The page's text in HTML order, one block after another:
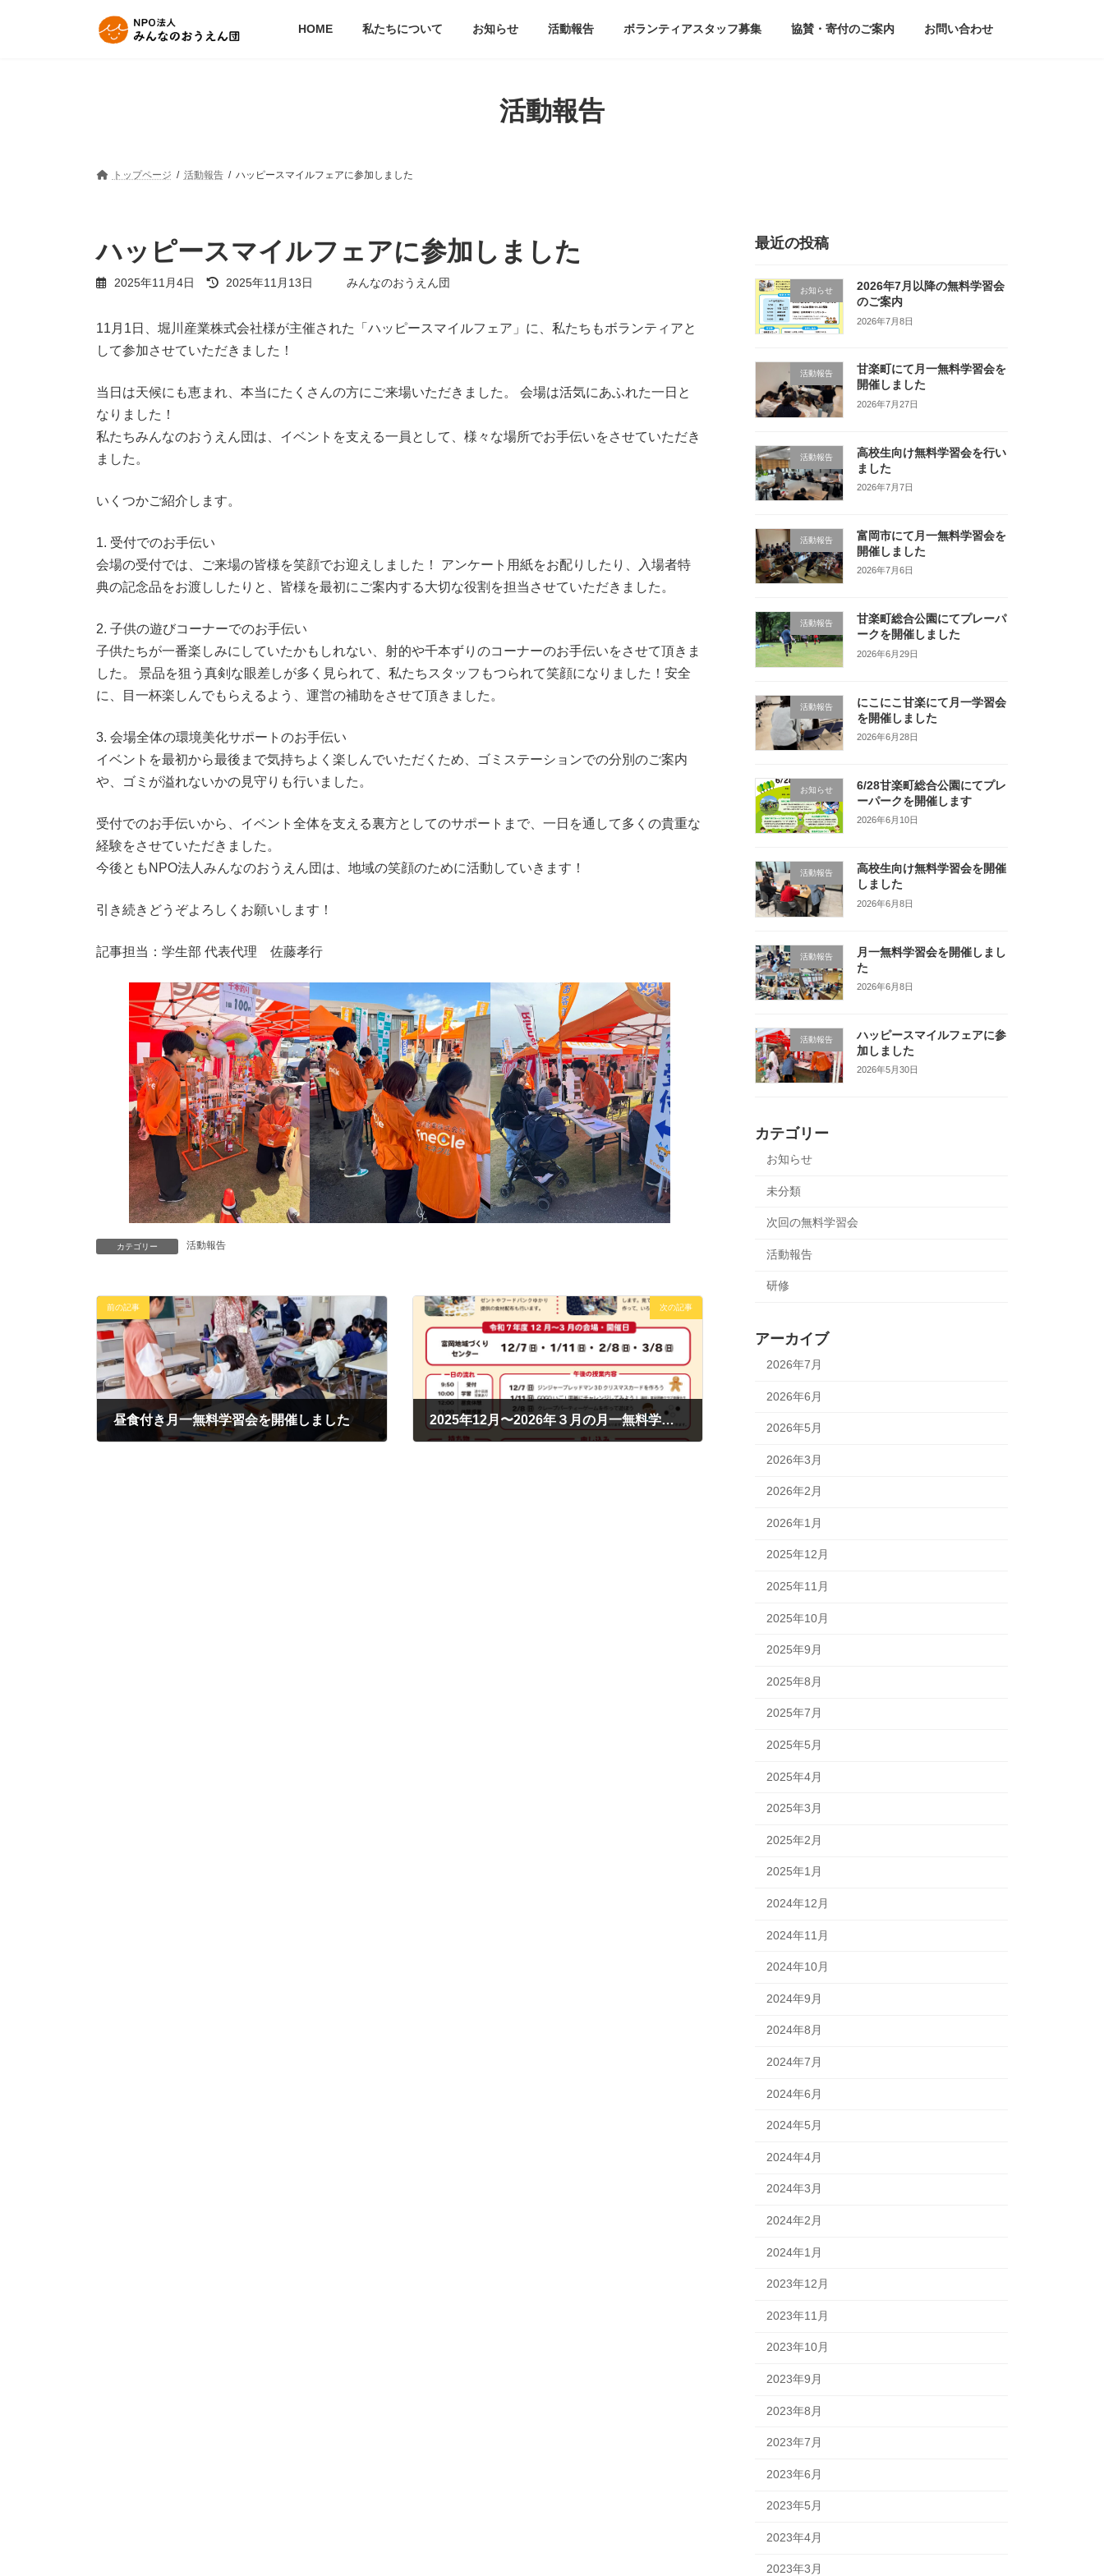
HOME 私たちについて お知らせ 活動報告 ボランティアスタッフ募集 協賛・寄付のご案内 お問い合わせ
活動報告
トップページ 活動報告 ハッピースマイルフェアに参加しました
ハッピースマイルフェアに参加しました
2025年11月4日
最
新
時
2025年11月13日 みんなのおうえん団
11月1日、堀川産業株式会社様が主催された「ハッピースマイルフェア」に、私たちもボランティアと
して参加させていただきました！
当日は天候にも恵まれ、本当にたくさんの方にご来場いただきました。 会場は活気にあふれた一日と
なりました！
私たちみんなのおうえん団は、イベントを支える一員として、様々な場所でお手伝いをさせていただき
ました。
いくつかご紹介します。
1. 受付でのお手伝い
会場の受付では、ご来場の皆様を笑顔でお迎えしました！ アンケート用紙をお配りしたり、入場者特
典の記念品をお渡ししたりと、皆様を最初にご案内する大切な役割を担当させていただきました。
2. 子供の遊びコーナーでのお手伝い
子供たちが一番楽しみにしていたかもしれない、射的や千本ずりのコーナーのお手伝いをさせて頂きま
した。 景品を狙う真剣な眼差しが多く見られて、私たちスタッフもつられて笑顔になりました！安全
に、目一杯楽しんでもらえるよう、運営の補助をさせて頂きました。
3. 会場全体の環境美化サポートのお手伝い
イベントを最初から最後まで気持ちよく楽しんでいただくため、ゴミステーションでの分別のご案内
や、ゴミが溢れないかの見守りも行いました。
受付でのお手伝いから、イベント全体を支える裏方としてのサポートまで、一日を通して多くの貴重な
経験をさせていただきました。
今後ともNPO法人みんなのおうえん団は、地域の笑顔のために活動していきます！
引き続きどうぞよろしくお願いします！
記事担当：学生部 代表代理 佐藤孝行
カテゴリー 活動報告
前の記事
昼食付き月一無料学習会を開催しました
次の記事
2025年12月〜2026年３月の月一無料学習会
最近の投稿
お知らせ
2026年7月以降の無料学習会
のご案内
2026年7月8日
活動報告
甘楽町にて月一無料学習会を
開催しました
2026年7月27日
活動報告
高校生向け無料学習会を行い
ました
2026年7月7日
活動報告
富岡市にて月一無料学習会を
開催しました
2026年7月6日
活動報告
甘楽町総合公園にてプレーパ
ークを開催しました
2026年6月29日
活動報告
にこにこ甘楽にて月一学習会
を開催しました
2026年6月28日
お知らせ
6/28甘楽町総合公園にてプレ
ーパークを開催します
2026年6月10日
活動報告
高校生向け無料学習会を開催
しました
2026年6月8日
活動報告
月一無料学習会を開催しまし
た
2026年6月8日
活動報告
ハッピースマイルフェアに参
加しました
2026年5月30日
カテゴリー
お知らせ
未分類
次回の無料学習会
活動報告
研修
アーカイブ
2026年7月
2026年6月
2026年5月
2026年3月
2026年2月
2026年1月
2025年12月
2025年11月
2025年10月
2025年9月
2025年8月
2025年7月
2025年5月
2025年4月
2025年3月
2025年2月
2025年1月
2024年12月
2024年11月
2024年10月
2024年9月
2024年8月
2024年7月
2024年6月
2024年5月
2024年4月
2024年3月
2024年2月
2024年1月
2023年12月
2023年11月
2023年10月
2023年9月
2023年8月
2023年7月
2023年6月
2023年5月
2023年4月
2023年3月